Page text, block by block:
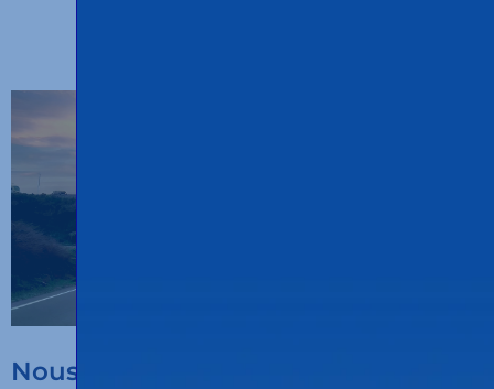
Nous encourageons la